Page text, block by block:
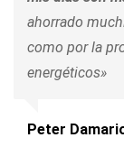
ahorrado
como por la
energéticos»
Peter